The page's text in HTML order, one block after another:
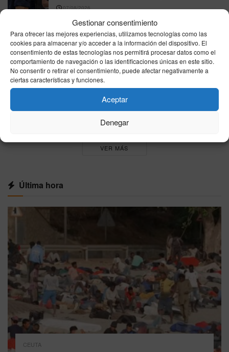
Gestionar consentimiento
Para ofrecer las mejores experiencias, utilizamos tecnologías como las
cookies para almacenar y/o acceder a la información del dispositivo. El
consentimiento de estas tecnologías nos permitirá procesar datos como el
comportamiento de navegación o las identificaciones únicas en este sitio.
No consentir o retirar el consentimiento, puede afectar negativamente a
ciertas características y funciones.
Aceptar
Denegar
07/08/2026
Melilla reprocha al Gobierno su ausencia en el
Parlamento Europeo durante el debate sobre la
crisis de Ceuta
07/08/2026
EEUU respalda la soberanía española sobre
Ceuta y Melilla y carga contra el Gobierno por
la crisis migratoria
VER MÁS
Última hora
CEUTA